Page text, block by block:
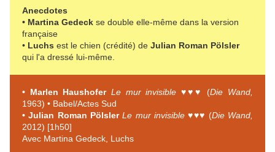
Anecdotes
• Martina Gedeck se double elle-même dans la version
française
• Luchs est le chien (crédité) de Julian Roman Pölsler
qui l'a dressé lui-même.
• Marlen Haushofer Le mur invisible ♥♥♥ (Die Wand,
1963) • Babel/Actes Sud
• Julian Roman PölslerLe mur invisible ♥♥♥ (Die Wand,
2012) [1h50]
Avec Martina Gedeck, Luchs